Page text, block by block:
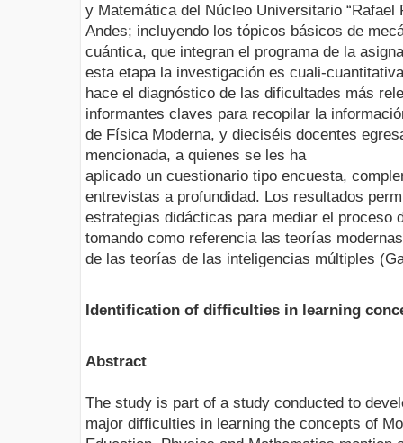
y Matemática del Núcleo Universitario “Rafael
Andes; incluyendo los tópicos básicos de
cuántica, que integran el programa de la
esta etapa la investigación es cuali-
hace el diagnóstico de las dificultades más
informantes claves para recopilar la
de Física Moderna, y dieciséis docentes
mencionada, a quienes se les ha
aplicado un cuestionario tipo encuesta,
entrevistas a profundidad. Los resultados
estrategias didácticas para mediar el proceso
tomando como referencia las teorías
de las teorías de las inteligencias múltiples
Identification of difficulties in learning
Abstract
The study is part of a study conducted to
major difficulties in learning the concepts of